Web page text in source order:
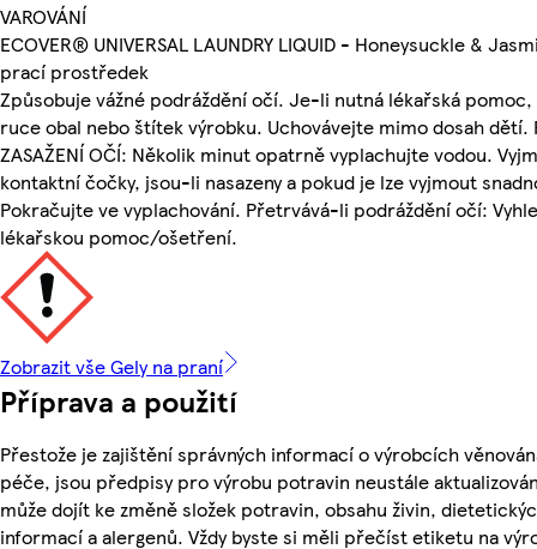
VAROVÁNÍ
ECOVER® UNIVERSAL LAUNDRY LIQUID - Honeysuckle &
prací prostředek
Způsobuje vážné podráždění očí. Je-li nutná lékařská
ruce obal nebo štítek výrobku. Uchovávejte mimo dosah dětí.
ZASAŽENÍ OČÍ: Několik minut opatrně vyplachujte vodou.
kontaktní čočky, jsou-li nasazeny a pokud je lze vyjmout
Pokračujte ve vyplachování. Přetrvává-li podráždění očí:
lékařskou pomoc/ošetření.
Zobrazit vše Gely na praní
Příprava a použití
Přestože je zajištění správných informací o výrobcích
péče, jsou předpisy pro výrobu potravin neustále
může dojít ke změně složek potravin, obsahu živin,
informací a alergenů. Vždy byste si měli přečíst etiketu na